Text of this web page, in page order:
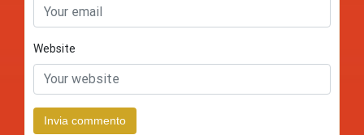
Website